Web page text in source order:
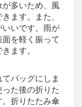
多いため、風
ます。また、
いです。雨が
を軽く振って
ます。
バッグにしま
た後の折りた
折りたたみ傘